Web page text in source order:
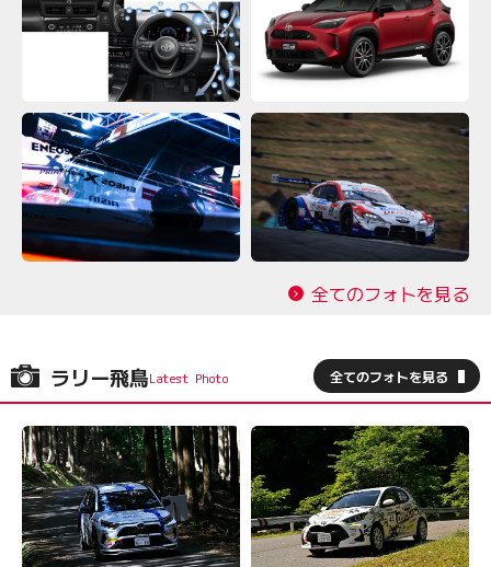
全てのフォトを見る
ラリー飛鳥 全てのフォトを見る